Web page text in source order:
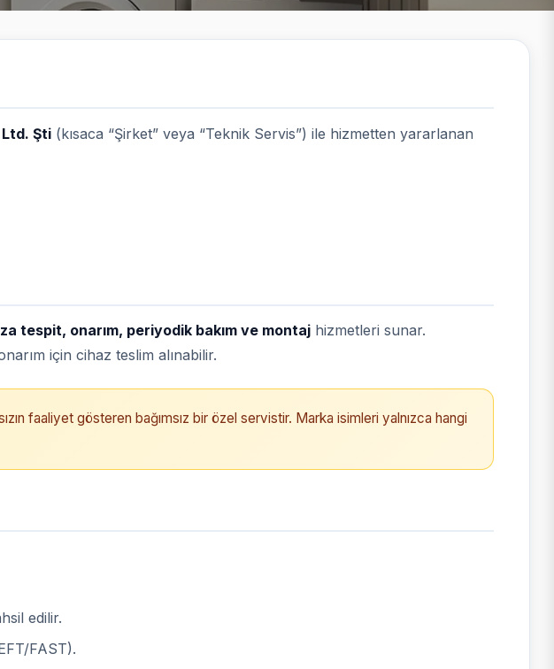
Şti (kısaca “Şirket” veya “Teknik Servis”) ile hizmetten yararlanan
tespit, onarım, periyodik bakım ve montaj hizmetleri sunar.
için cihaz teslim alınabilir.
faaliyet gösteren bağımsız bir özel servistir. Marka isimleri yalnızca hangi
edilir.
FAST).